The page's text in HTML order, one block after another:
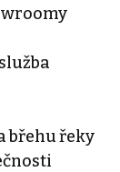
břehu řeky